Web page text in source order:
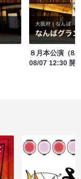
８月本公演（8/
08/07 12:30 開